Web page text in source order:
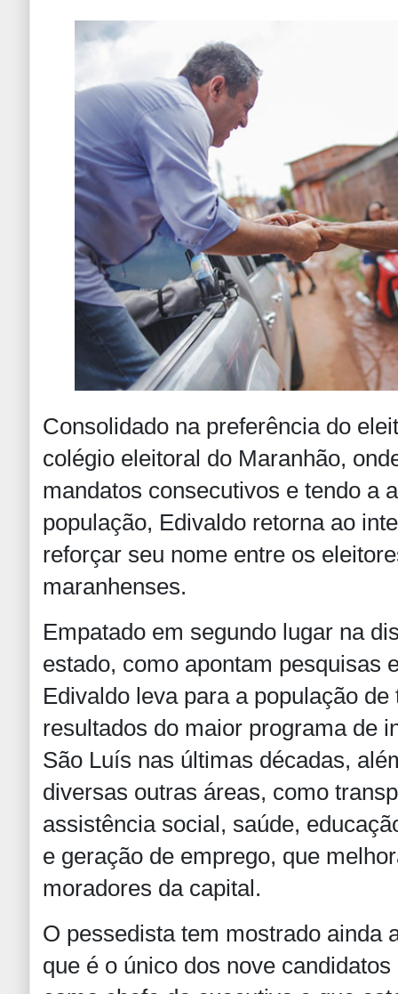
Consolidado na preferência do
colégio eleitoral do Maranhão,
mandatos consecutivos e tendo a
população, Edivaldo retorna ao
reforçar seu nome entre os
maranhenses.
Empatado em segundo lugar na
estado, como apontam pesquisas
Edivaldo leva para a população de
resultados do maior programa de
São Luís nas últimas décadas,
diversas outras áreas, como
assistência social, saúde,
e geração de emprego, que
moradores da capital.
O pessedista tem mostrado ainda
que é o único dos nove